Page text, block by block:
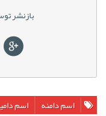
بازنشر
اسم دامنه اسم